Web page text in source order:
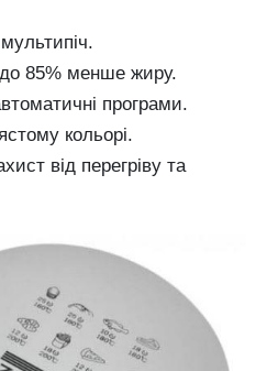
85% менше жиру.
програми.
кольорі.
від перегріву та